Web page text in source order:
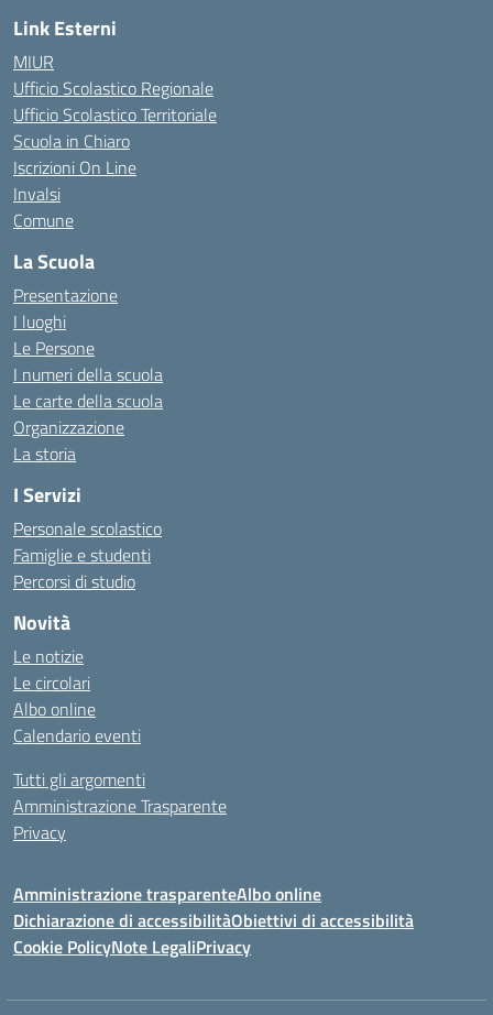
Link Esterni
MIUR
Ufficio Scolastico Regionale
Ufficio Scolastico Territoriale
Scuola in Chiaro
Iscrizioni On Line
Invalsi
Comune
La Scuola
Presentazione
I luoghi
Le Persone
I numeri della scuola
Le carte della scuola
Organizzazione
La storia
I Servizi
Personale scolastico
Famiglie e studenti
Percorsi di studio
Novità
Le notizie
Le circolari
Albo online
Calendario eventi
Tutti gli argomenti
Amministrazione Trasparente
Privacy
Amministrazione trasparenteAlbo online
Dichiarazione di accessibilitàObiettivi di accessibilità
Cookie PolicyNote LegaliPrivacy